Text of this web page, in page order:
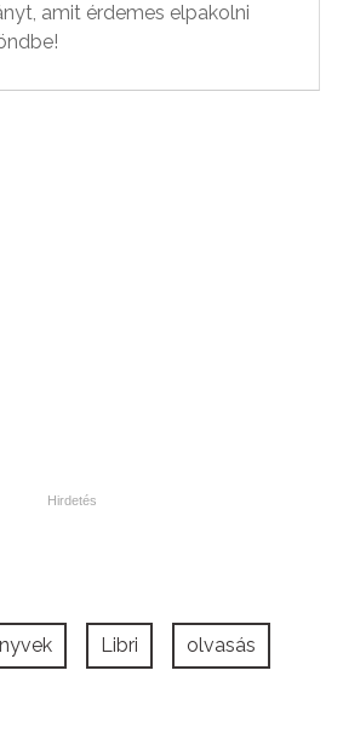
amit érdemes elpakolni
Libri olvasás